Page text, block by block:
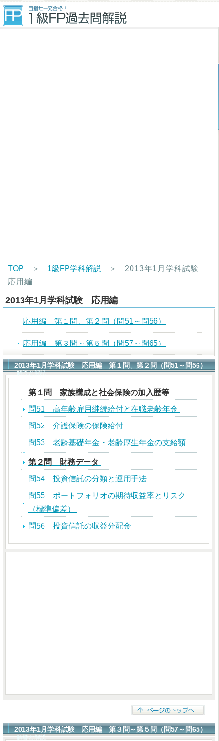
TOP ＞ 1級FP学科解説 ＞ 2013年1月学科試験
応用編
2013年1月学科試験 応用編
応用編 第１問、第２問（問51～問56）
応用編 第３問～第５問（問57～問65）
2013年1月学科試験 応用編 第１問、第２問（問51～問56）
解答と解説
第１問 家族構成と社会保険の加入歴等
問51 高年齢雇用継続給付と在職老齢年金
問52 介護保険の保険給付
問53 老齢基礎年金・老齢厚生年金の支給額
第２問 財務データ
問54 投資信託の分類と運用手法
問55 ポートフォリオの期待収益率とリスク
（標準偏差）
問56 投資信託の収益分配金
2013年1月学科試験 応用編 第３問～第５問（問57～問65）
解答と解説